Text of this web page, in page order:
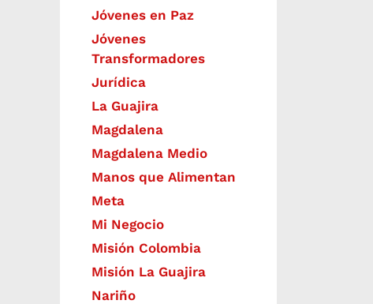
Jóvenes en Paz
Jóvenes
Transformadores
Jurídica
La Guajira
Magdalena
Magdalena Medio
Manos que Alimentan
Meta
Mi Negocio
Misión Colombia
Misión La Guajira
Nariño